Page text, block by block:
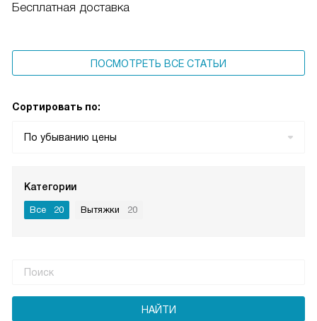
Бесплатная доставка
ПОСМОТРЕТЬ ВСЕ СТАТЬИ
Сортировать по:
По убыванию цены
Категории
Все 20 Вытяжки 20